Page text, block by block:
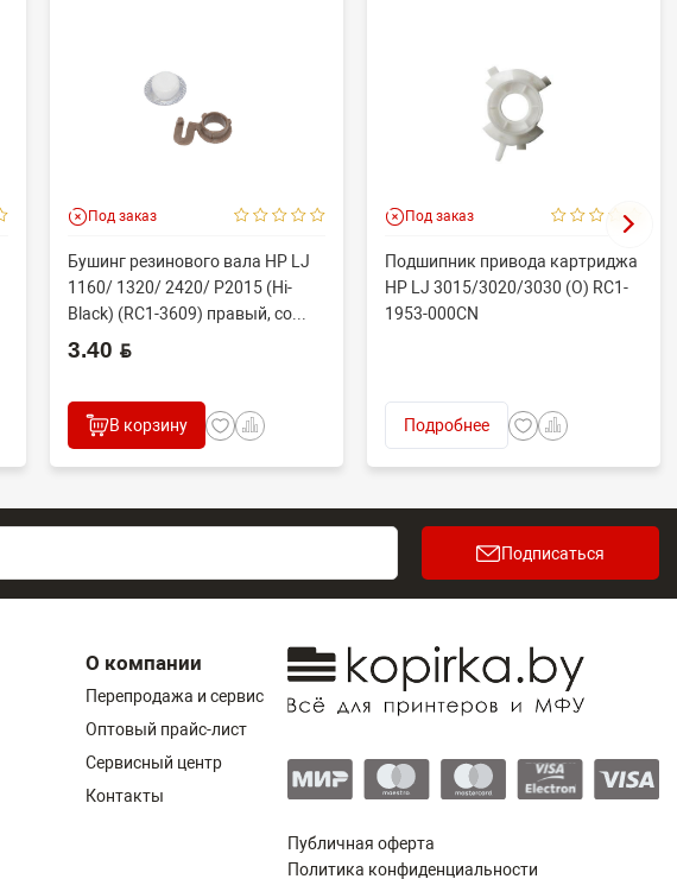
Под заказ
Бушинг резинового вала HP LJ
1160/ 1320/ 2420/ P2015 (Hi-
Black) (RC1-3609) правый, со...
3.40 BYN
В корзину
Под заказ
Подшипник привода картриджа
HP LJ 3015/3020/3030 (O) RC1-
1953-000CN
Подробнее
Подписаться
О компании
Перепродажа и сервис
Оптовый прайс-лист
Сервисный центр
Контакты
Публичная оферта
Политика конфиденциальности